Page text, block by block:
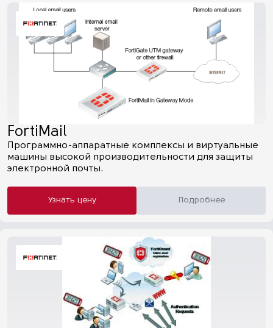
FortiMail
Программно-аппаратные комплексы и виртуальные
машины высокой производительности для защиты
электронной почты.
Узнать цену Подробнее